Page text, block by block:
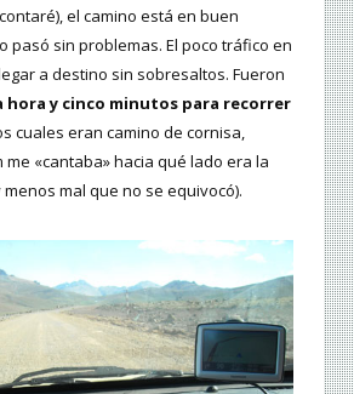
el camino está en buen
pasó sin problemas. El poco tráfico en
a destino sin sobresaltos. Fueron
hora y cinco minutos para recorrer
cuales eran camino de cornisa,
me «cantaba» hacia qué lado era la
mal que no se equivocó).